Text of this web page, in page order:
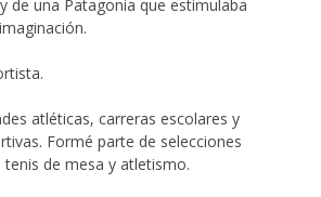
de una Patagonia que estimulaba
atléticas, carreras escolares y
Formé parte de selecciones
de mesa y atletismo.